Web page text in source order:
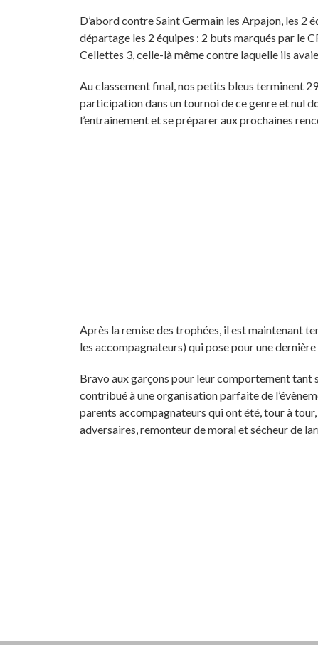
D’abord contre Saint Germain les Arpajon, les 2
départage les 2 équipes : 2 buts marqués par le
Cellettes 3, celle-là même contre laquelle ils
Au classement final, nos petits bleus terminent
participation dans un tournoi de ce genre et nul
l’entrainement et se préparer aux prochaines
Après la remise des trophées, il est maintenant
les accompagnateurs) qui pose pour une
Bravo aux garçons pour leur comportement tant
contribué à une organisation parfaite de
parents accompagnateurs qui ont été, tour à
adversaires, remonteur de moral et sécheur de